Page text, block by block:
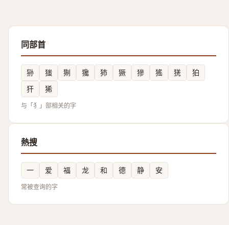
同部首
狲 㺈 猘 㺥 犻 獗 㺑 猺 猐
狛
犴
狶
与「犭」部相关的字
熱搜
一 爱 福 龙 和 德 静 安
常被查询的字